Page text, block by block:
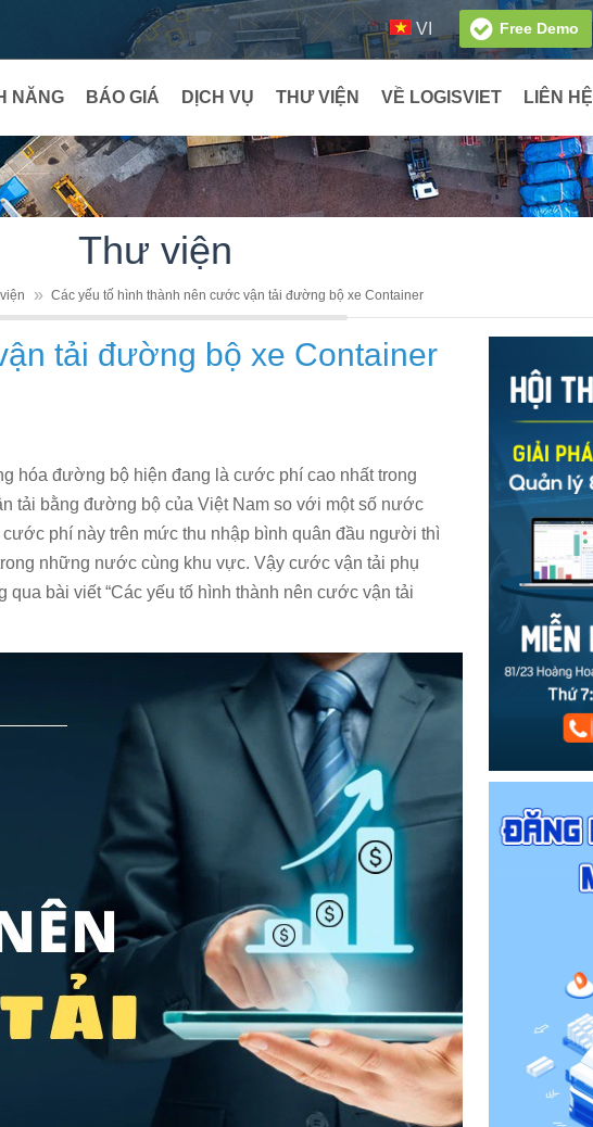
Free Demo
VI
NĂNG BÁO GIÁ DỊCH VỤ THƯ VIỆN VỀ LOGISVIET LIÊN HỆ
Thư viện
Các yếu tố hình thành nên cước vận tải đường bộ xe Container
tải đường bộ xe Container
hóa đường bộ hiện đang là cước phí cao nhất trong
tải bằng đường bộ của Việt Nam so với một số nước
phí này trên mức thu nhập bình quân đầu người thì
những nước cùng khu vực. Vậy cước vận tải phụ
bài viết “Các yếu tố hình thành nên cước vận tải